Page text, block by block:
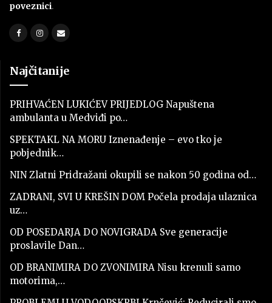
poveznici.
Najčitanije
PRIHVAĆEN LUKIĆEV PRIJEDLOG Napuštena
ambulanta u Medviđi po…
SPEKTAKL NA MORU Iznenađenje – evo tko je
pobjednik…
NIN Zlatni Pridražani okupili se nakon 50 godina od…
ZADRANI, SVI U KREŠIN DOM Počela prodaja ulaznica
uz…
OD POSEDARJA DO NOVIGRADA Sve generacije
proslavile Dan…
OD BRANIMIRA DO ZVONIMIRA Nisu krenuli samo
motorima,…